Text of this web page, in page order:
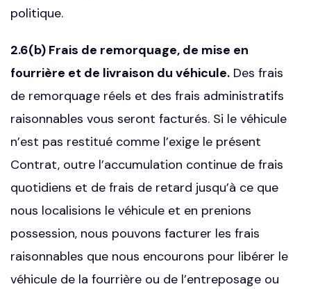
politique.
2.6(b) Frais de remorquage, de mise en
fourrière et de livraison du véhicule. Des frais
de remorquage réels et des frais administratifs
raisonnables vous seront facturés. Si le véhicule
n’est pas restitué comme l’exige le présent
Contrat, outre l’accumulation continue de frais
quotidiens et de frais de retard jusqu’à ce que
nous localisions le véhicule et en prenions
possession, nous pouvons facturer les frais
raisonnables que nous encourons pour libérer le
véhicule de la fourrière ou de l’entreposage ou